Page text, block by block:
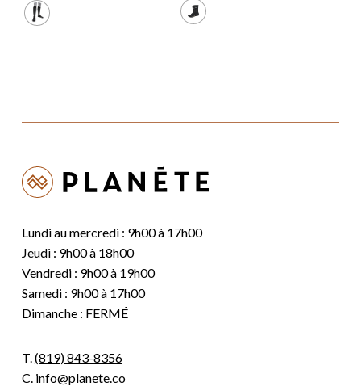
Lundi au mercredi : 9h00 à 17h00
Jeudi : 9h00 à 18h00
Vendredi : 9h00 à 19h00
Samedi : 9h00 à 17h00
Dimanche : FERMÉ
T.(819) 843-8356
C. info@planete.co